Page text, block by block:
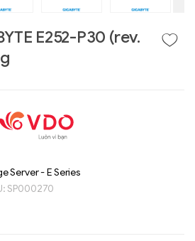
E252-P30 (rev.
Server - E Series
SP000270
AAP1)